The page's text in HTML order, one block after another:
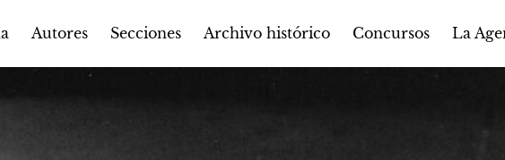
Autores Secciones Archivo histórico Concursos La